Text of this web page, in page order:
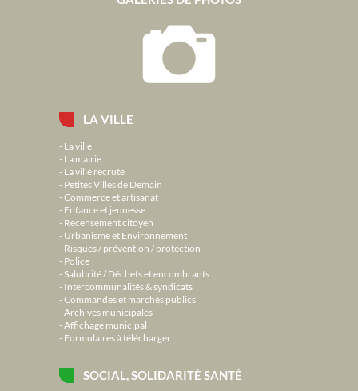
LA VILLE
La ville
La mairie
La ville recrute
Petites Villes de Demain
Commerce et artisanat
Enfance et jeunesse
Recensement citoyen
Urbanisme et Environnement
Risques / prévention / protection
Police
Salubrité / Déchets et encombrants
Intercommunalités & syndicats
Commandes et marchés publics
Archives municipales
Affichage municipal
Formulaires à télécharger
SOCIAL, SOLIDARITÉ SANTÉ